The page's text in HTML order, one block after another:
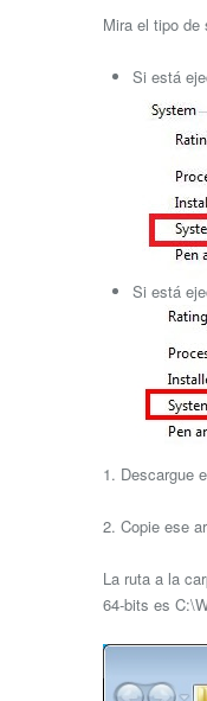
Mira el tipo de
Si está
Si está
1. Descargue
2. Copie ese
La ruta a la
64-bits es